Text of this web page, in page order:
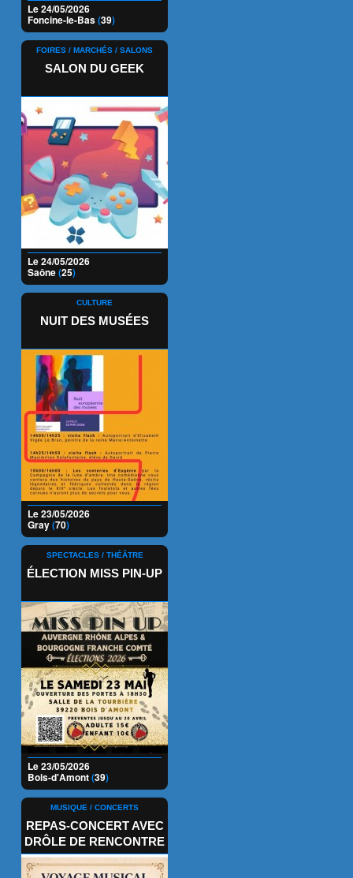
Le 24/05/2026
Foncine-le-Bas(39)
FOIRES / MARCHÉS / SALONS
SALON DU GEEK
Le 24/05/2026
Saône(25)
CULTURE
NUIT DES MUSÉES
Le 23/05/2026
Gray(70)
SPECTACLES / THÉÂTRE
ÉLECTION MISS PIN-UP
Le 23/05/2026
Bois-d'Amont(39)
MUSIQUE / CONCERTS
REPAS-CONCERT AVEC
DRÔLE DE RENCONTRE